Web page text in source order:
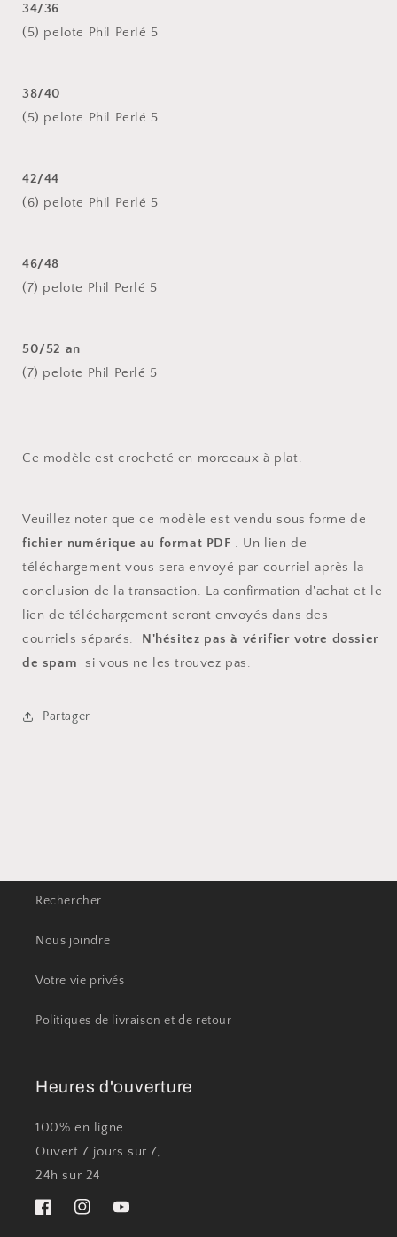
34/36
(5) pelote Phil Perlé 5
38/40
(5) pelote Phil Perlé 5
42/44
(6) pelote Phil Perlé 5
46/48
(7) pelote Phil Perlé 5
50/52 an
(7) pelote Phil Perlé 5
Ce modèle est crocheté en morceaux à plat.
Veuillez noter que ce modèle est vendu sous forme de
fichier numérique au format PDF . Un lien de
téléchargement vous sera envoyé par courriel après la
conclusion de la transaction. La confirmation d'achat et le
lien de téléchargement seront envoyés dans des
courriels séparés. N'hésitez pas à vérifier votre dossier
de spam
si vous ne les trouvez pas.
Partager
Rechercher
Nous joindre
Votre vie privés
Politiques de livraison et de retour
Heures d'ouverture
100% en ligne
Ouvert 7 jours sur 7,
24h sur 24
FacebookInstagramYouTube